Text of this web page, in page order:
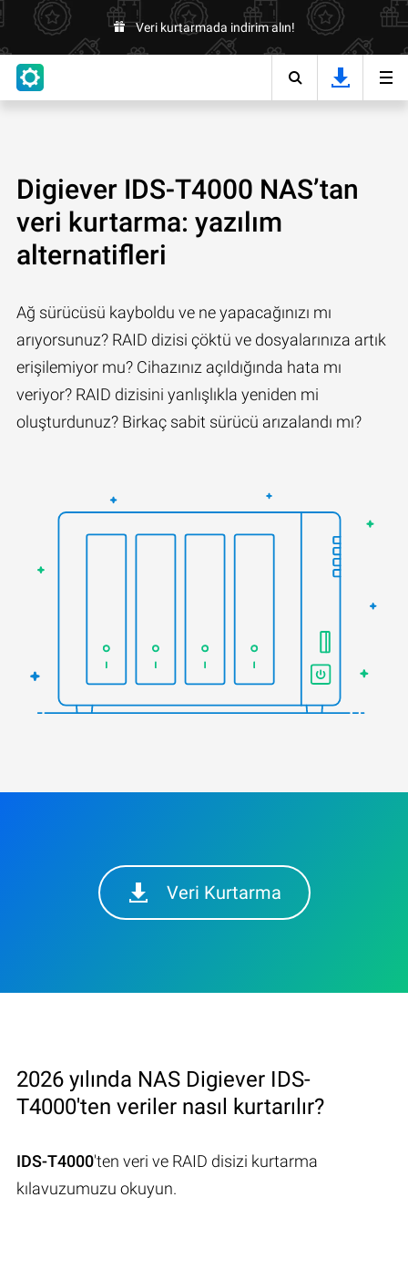
Veri kurtarmada indirim alın!
Digiever IDS-T4000 NAS’tan
veri kurtarma: yazılım
alternatifleri
Ağ sürücüsü kayboldu ve ne yapacağınızı mı
arıyorsunuz? RAID dizisi çöktü ve dosyalarınıza artık
erişilemiyor mu? Cihazınız açıldığında hata mı
veriyor? RAID dizisini yanlışlıkla yeniden mi
oluşturdunuz? Birkaç sabit sürücü arızalandı mı?
Veri Kurtarma
2026 yılında NAS Digiever IDS-
T4000'ten veriler nasıl kurtarılır?
IDS-T4000'ten veri ve RAID disizi kurtarma
kılavuzumuzu okuyun.